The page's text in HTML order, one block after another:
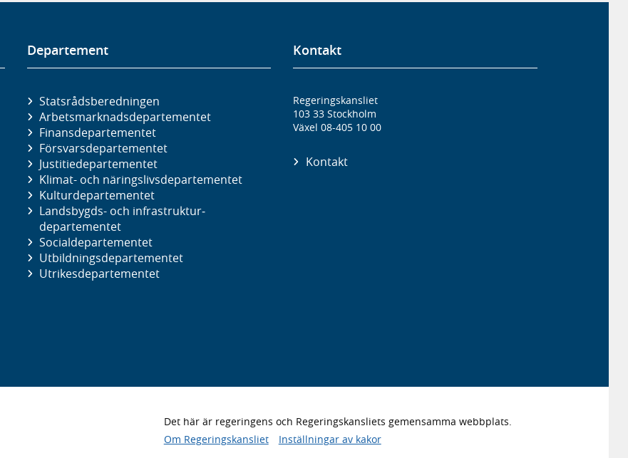
Departement
Statsrådsberedningen
Arbetsmarknads­departementet
Finans­departementet
Försvars­departementet
Justitie­departementet
Klimat- och näringslivs­departementet
Kultur­departementet
Landsbygds- och infrastruktur­
departementet
Social­departementet
Utbildnings­departementet
Utrikes­departementet
Kontakt
Regeringskansliet
103 33 Stockholm
Växel 08-405 10 00
Kontakt
Det här är regeringens och Regeringskansliets gemensamma webbplats.
Om Regeringskansliet
Inställningar av kakor